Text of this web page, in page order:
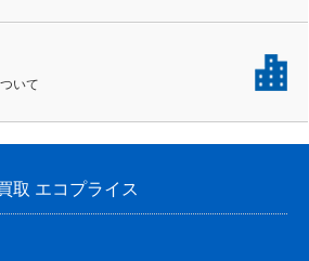
いて
取 エコプライス